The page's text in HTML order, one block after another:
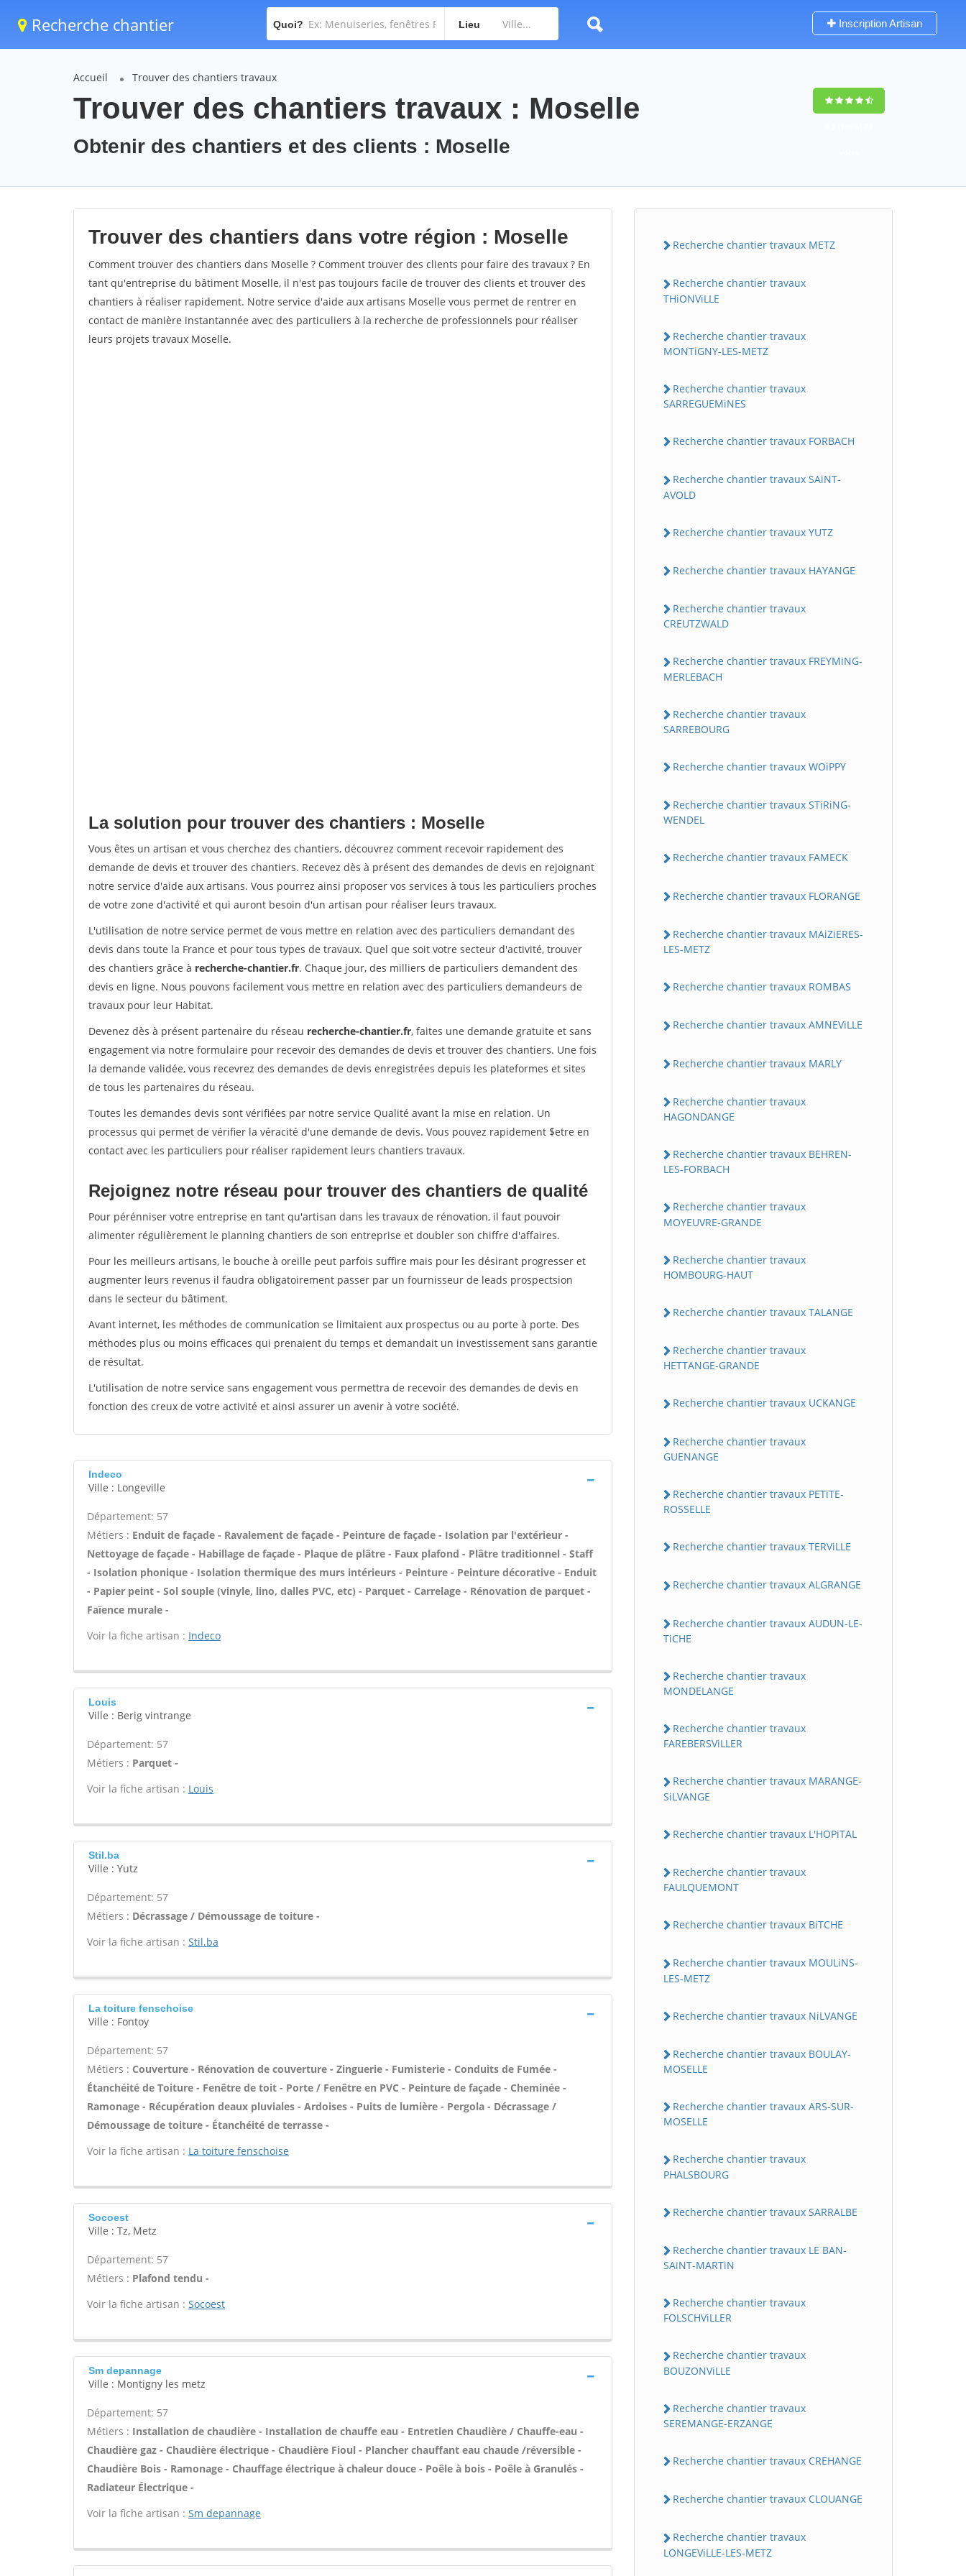
Recherche chantier Quoi? Lieu Inscription Artisan
Accueil Trouver des chantiers travaux
Trouver des chantiers travaux : Moselle
Obtenir des chantiers et des clients : Moselle
Trouver des chantiers dans votre région : Moselle
Comment trouver des chantiers dans Moselle ? Comment trouver des clients pour faire des travaux ? En
tant qu'entreprise du bâtiment Moselle, il n'est pas toujours facile de trouver des clients et trouver des
chantiers à réaliser rapidement. Notre service d'aide aux artisans Moselle vous permet de rentrer en
contact de manière instantannée avec des particuliers à la recherche de professionnels pour réaliser
leurs projets travaux Moselle.
La solution pour trouver des chantiers : Moselle
Vous êtes un artisan et vous cherchez des chantiers, découvrez comment recevoir rapidement des
demande de devis et trouver des chantiers. Recevez dès à présent des demandes de devis en rejoignant
notre service d'aide aux artisans. Vous pourrez ainsi proposer vos services à tous les particuliers proches
de votre zone d'activité et qui auront besoin d'un artisan pour réaliser leurs travaux.
L'utilisation de notre service permet de vous mettre en relation avec des particuliers demandant des
devis dans toute la France et pour tous types de travaux. Quel que soit votre secteur d'activité, trouver
des chantiers grâce à recherche-chantier.fr. Chaque jour, des milliers de particuliers demandent des
devis en ligne. Nous pouvons facilement vous mettre en relation avec des particuliers demandeurs de
travaux pour leur Habitat.
Devenez dès à présent partenaire du réseau recherche-chantier.fr, faites une demande gratuite et sans
engagement via notre formulaire pour recevoir des demandes de devis et trouver des chantiers. Une fois
la demande validée, vous recevrez des demandes de devis enregistrées depuis les plateformes et sites
de tous les partenaires du réseau.
Toutes les demandes devis sont vérifiées par notre service Qualité avant la mise en relation. Un
processus qui permet de vérifier la véracité d'une demande de devis. Vous pouvez rapidement $etre en
contact avec les particuliers pour réaliser rapidement leurs chantiers travaux.
Rejoignez notre réseau pour trouver des chantiers de qualité
Pour pérénniser votre entreprise en tant qu'artisan dans les travaux de rénovation, il faut pouvoir
alimenter régulièrement le planning chantiers de son entreprise et doubler son chiffre d'affaires.
Pour les meilleurs artisans, le bouche à oreille peut parfois suffire mais pour les désirant progresser et
augmenter leurs revenus il faudra obligatoirement passer par un fournisseur de leads prospectsion
dans le secteur du bâtiment.
Avant internet, les méthodes de communication se limitaient aux prospectus ou au porte à porte. Des
méthodes plus ou moins efficaces qui prenaient du temps et demandait un investissement sans garantie
de résultat.
L'utilisation de notre service sans engagement vous permettra de recevoir des demandes de devis en
fonction des creux de votre activité et ainsi assurer un avenir à votre société.
Indeco
Ville : Longeville
Département: 57
Métiers : Enduit de façade - Ravalement de façade - Peinture de façade - Isolation par l'extérieur -
Nettoyage de façade - Habillage de façade - Plaque de plâtre - Faux plafond - Plâtre traditionnel - Staff
- Isolation phonique - Isolation thermique des murs intérieurs - Peinture - Peinture décorative - Enduit
- Papier peint - Sol souple (vinyle, lino, dalles PVC, etc) - Parquet - Carrelage - Rénovation de parquet -
Faïence murale -
Voir la fiche artisan : Indeco
Louis
Ville : Berig vintrange
Département: 57
Métiers : Parquet -
Voir la fiche artisan : Louis
Stil.ba
Ville : Yutz
Département: 57
Métiers : Décrassage / Démoussage de toiture -
Voir la fiche artisan : Stil.ba
La toiture fenschoise
Ville : Fontoy
Département: 57
Métiers : Couverture - Rénovation de couverture - Zinguerie - Fumisterie - Conduits de Fumée -
Étanchéité de Toiture - Fenêtre de toit - Porte / Fenêtre en PVC - Peinture de façade - Cheminée -
Ramonage - Récupération deaux pluviales - Ardoises - Puits de lumière - Pergola - Décrassage /
Démoussage de toiture - Étanchéité de terrasse -
Voir la fiche artisan : La toiture fenschoise
Socoest
Ville : Tz, Metz
Département: 57
Métiers : Plafond tendu -
Voir la fiche artisan : Socoest
Sm depannage
Ville : Montigny les metz
Département: 57
Métiers : Installation de chaudière - Installation de chauffe eau - Entretien Chaudière / Chauffe-eau -
Chaudière gaz - Chaudière électrique - Chaudière Fioul - Plancher chauffant eau chaude /réversible -
Chaudière Bois - Ramonage - Chauffage électrique à chaleur douce - Poêle à bois - Poêle à Granulés -
Radiateur Électrique -
Voir la fiche artisan : Sm depannage
Recherche chantier travaux METZ
Recherche chantier travaux
THiONViLLE
Recherche chantier travaux
MONTiGNY-LES-METZ
Recherche chantier travaux
SARREGUEMiNES
Recherche chantier travaux FORBACH
Recherche chantier travaux SAiNT-
AVOLD
Recherche chantier travaux YUTZ
Recherche chantier travaux HAYANGE
Recherche chantier travaux
CREUTZWALD
Recherche chantier travaux FREYMiNG-
MERLEBACH
Recherche chantier travaux
SARREBOURG
Recherche chantier travaux WOiPPY
Recherche chantier travaux STiRiNG-
WENDEL
Recherche chantier travaux FAMECK
Recherche chantier travaux FLORANGE
Recherche chantier travaux MAiZiERES-
LES-METZ
Recherche chantier travaux ROMBAS
Recherche chantier travaux AMNEViLLE
Recherche chantier travaux MARLY
Recherche chantier travaux
HAGONDANGE
Recherche chantier travaux BEHREN-
LES-FORBACH
Recherche chantier travaux
MOYEUVRE-GRANDE
Recherche chantier travaux
HOMBOURG-HAUT
Recherche chantier travaux TALANGE
Recherche chantier travaux
HETTANGE-GRANDE
Recherche chantier travaux UCKANGE
Recherche chantier travaux
GUENANGE
Recherche chantier travaux PETiTE-
ROSSELLE
Recherche chantier travaux TERViLLE
Recherche chantier travaux ALGRANGE
Recherche chantier travaux AUDUN-LE-
TiCHE
Recherche chantier travaux
MONDELANGE
Recherche chantier travaux
FAREBERSViLLER
Recherche chantier travaux MARANGE-
SiLVANGE
Recherche chantier travaux L'HOPiTAL
Recherche chantier travaux
FAULQUEMONT
Recherche chantier travaux BiTCHE
Recherche chantier travaux MOULiNS-
LES-METZ
Recherche chantier travaux NiLVANGE
Recherche chantier travaux BOULAY-
MOSELLE
Recherche chantier travaux ARS-SUR-
MOSELLE
Recherche chantier travaux
PHALSBOURG
Recherche chantier travaux SARRALBE
Recherche chantier travaux LE BAN-
SAiNT-MARTiN
Recherche chantier travaux
FOLSCHViLLER
Recherche chantier travaux
BOUZONViLLE
Recherche chantier travaux
SEREMANGE-ERZANGE
Recherche chantier travaux CREHANGE
Recherche chantier travaux CLOUANGE
Recherche chantier travaux
LONGEViLLE-LES-METZ